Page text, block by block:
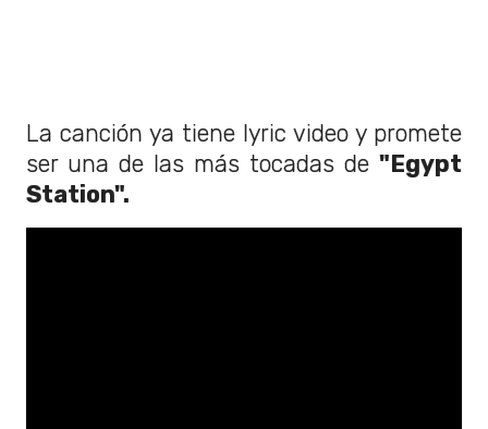
La canción ya tiene lyric video y promete
ser una de las más tocadas de "Egypt
Station".